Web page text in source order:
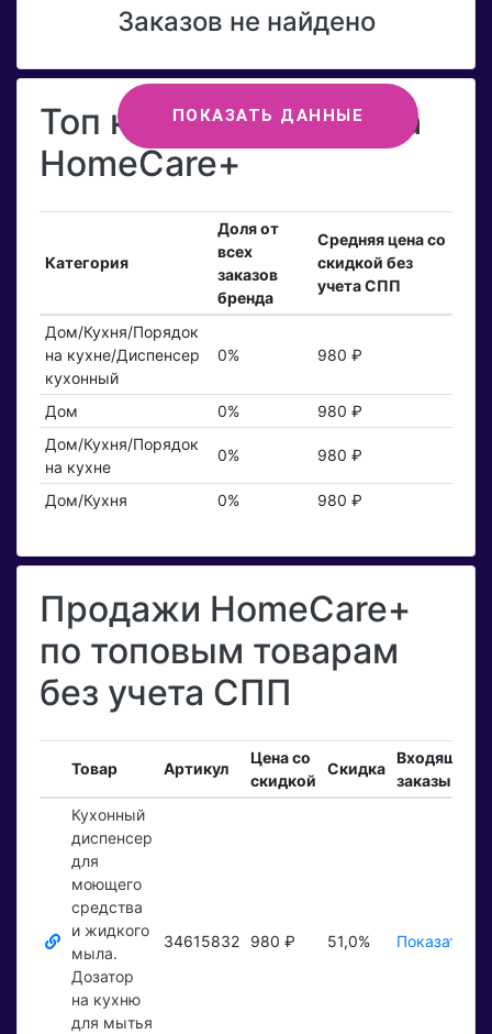
ПОКАЗАТЬ ДАННЫЕ
Заказов не найдено
Топ категорий бренда
HomeCare+
Категория
Доля от
всех
заказов
бренда
Средняя цена со
скидкой без
учета СПП
Дом/Кухня/Порядок
на кухне/Диспенсер
кухонный
0% 980 ₽
Дом 0%
980 ₽
Дом/Кухня/Порядок
на кухне
0% 980 ₽
Дом/Кухня 0% 980 ₽
Продажи HomeCare+
по топовым товарам
без учета СПП
Товар Артикул
Цена со
скидкой
Скидка
Входящие
заказы
Кухонный
диспенсер
для
моющего
средства
и жидкого
мыла.
Дозатор
на кухню
для мытья
34615832 980 ₽ 51,0% Показать ₽